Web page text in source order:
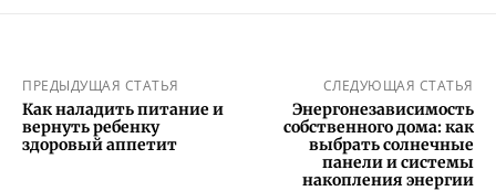
ПРЕДЫДУЩАЯ СТАТЬЯ
Как наладить питание и
вернуть ребенку
здоровый аппетит
СЛЕДУЮЩАЯ СТАТЬЯ
Энергонезависимость
собственного дома: как
выбрать солнечные
панели и системы
накопления энергии